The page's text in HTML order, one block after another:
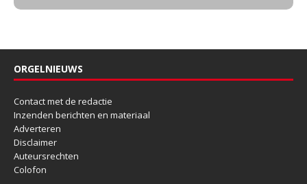
ORGELNIEUWS
Contact met de redactie
Inzenden berichten en materiaal
Adverteren
Disclaimer
Auteursrechten
Colofon